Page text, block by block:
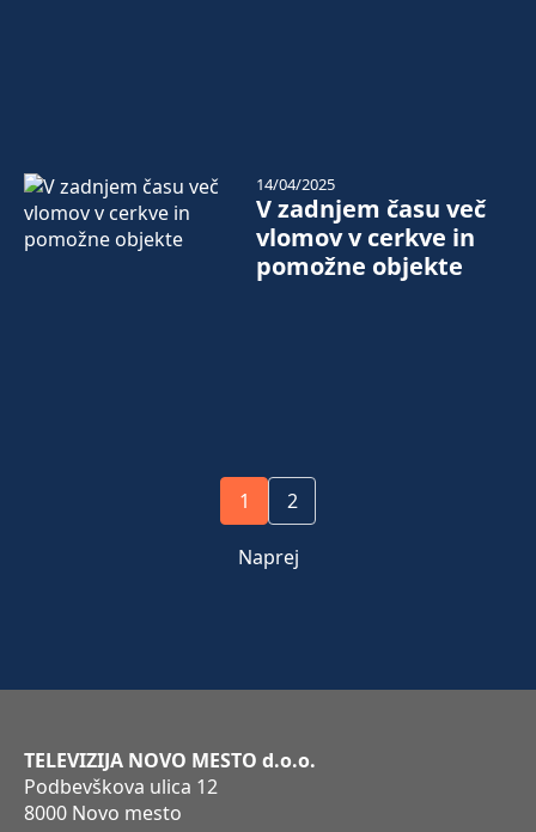
V zadnjem času več
vlomov v cerkve in
pomožne objekte
14/04/2025
1 2
Naprej
TELEVIZIJA NOVO MESTO d.o.o.
Podbevškova ulica 12
8000 Novo mesto